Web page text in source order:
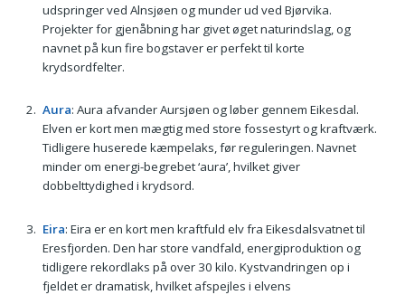
udspringer ved Alnsjøen og munder ud ved Bjørvika.
Projekter for gjenåbning har givet øget naturindslag, og
navnet på kun fire bogstaver er perfekt til korte
krydsordfelter.
Aura: Aura afvander Aursjøen og løber gennem Eikesdal.
Elven er kort men mægtig med store fossestyrt og kraftværk.
Tidligere huserede kæmpelaks, før reguleringen. Navnet
minder om energi-begrebet ‘aura’, hvilket giver
dobbelttydighed i krydsord.
Eira: Eira er en kort men kraftfuld elv fra Eikesdalsvatnet til
Eresfjorden. Den har store vandfald, energiproduktion og
tidligere rekordlaks på over 30 kilo. Kystvandringen op i
fjeldet er dramatisk, hvilket afspejles i elvens